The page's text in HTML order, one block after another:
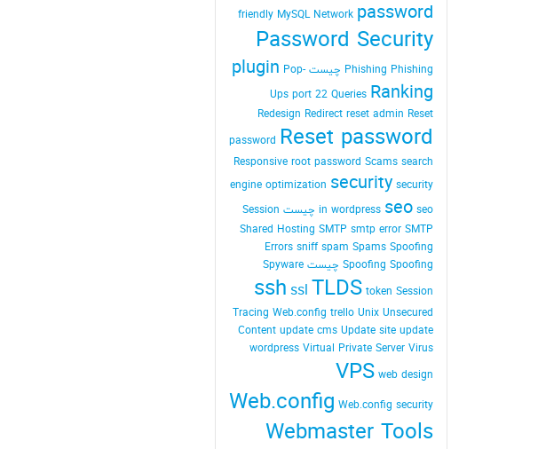
friendly MySQL Network password
Password Security
Phishing Phishing چیست plugin Pop-
Ups port 22 Queries Ranking
Redesign Redirect reset admin Reset
password Reset password
Responsive root password Scams search
engine optimization security security
in wordpress seo seo چیست
Session
Shared Hosting SMTP smtp error SMTP
Errors sniff spam Spams Spoofing
Spoofing Spoofing چیست
Spyware
ssh ssl TLDS token Session
Tracing Web.config trello Unix Unsecured
Content update cms Update site update
wordpress Virtual Private Server Virus
VPS web design
Web.config Web.config security
Webmaster Tools